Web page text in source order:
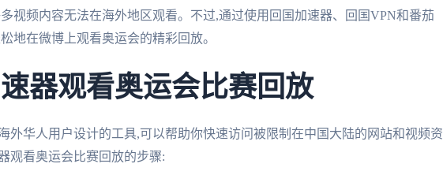
视频内容无法在海外地区观看。不过,通过使用回国加速器、回国VPN和番茄
地在微博上观看奥运会的精彩回放。
器观看奥运会比赛回放
外华人用户设计的工具,可以帮助你快速访问被限制在中国大陆的网站和视频资
观看奥运会比赛回放的步骤: